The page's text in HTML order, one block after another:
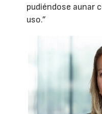
pudiéndose aunar
uso.”